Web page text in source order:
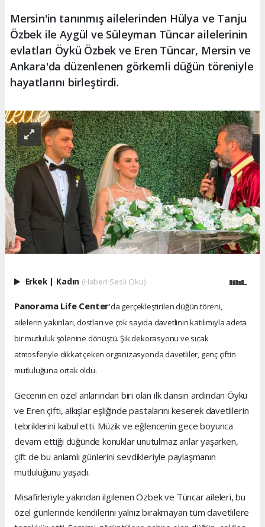
Mersin'in tanınmış ailelerinden Hülya ve Tanju
Özbek ile Aygül ve Süleyman Tüncar ailelerinin
evlatları Öykü Özbek ve Eren Tüncar, Mersin ve
Ankara'da düzenlenen görkemli düğün töreniyle
hayatlarını birleştirdi.
Erkek | Kadın (Haberi Sesli Oku)
Panorama Life Center'da gerçekleştirilen düğün töreni,
ailelerin yakınları, dostları ve çok sayıda davetlinin katılımıyla adeta
bir mutluluk şölenine dönüştü. Şık dekorasyonu ve sıcak
atmosferiyle dikkat çeken organizasyonda davetliler, genç çiftin
mutluluğuna ortak oldu.
Gecenin en özel anlarından biri olan ilk dansın ardından Öykü
ve Eren çifti, alkışlar eşliğinde pastalarını keserek davetlilerin
tebriklerini kabul etti. Müzik ve eğlencenin gece boyunca
devam ettiği düğünde konuklar unutulmaz anlar yaşarken,
çift de bu anlamlı günlerini sevdikleriyle paylaşmanın
mutluluğunu yaşadı.
Misafirleriyle yakından ilgilenen Özbek ve Tüncar aileleri, bu
özel günlerinde kendilerini yalnız bırakmayan tüm davetlilere